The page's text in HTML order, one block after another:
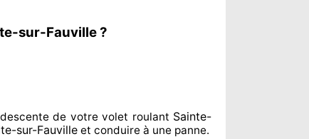
sur-Fauville ?
de votre volet roulant Sainte-
sur-Fauville et conduire à une panne.